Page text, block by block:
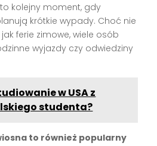
kolejny moment, gdy
krótkie wypady. Choć nie
ferie zimowe, wiele osób
wyjazdy czy odwiedziny
w USA z
studenta?
to również popularny